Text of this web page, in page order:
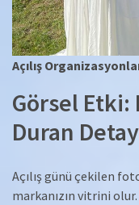
Açılış
Görsel Etki:
Duran
Açılış günü çekilen
markanızın vitrini